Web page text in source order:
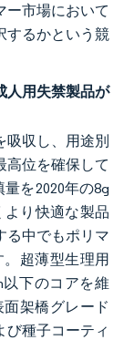
ー市場において
するかという競
人用失禁製品が
吸収し、用途別
高位を確保して
を2020年の8g
より快適な製品
る中でもポリマ
超薄型生理用
下のコアを維
架橋グレード
び種子コーティ